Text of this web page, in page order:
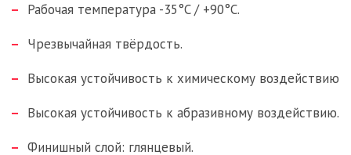
Рабочая температура -35°C / +90°C.
Чрезвычайная твёрдость.
Высокая устойчивость к химическому воздействию
Высокая устойчивость к абразивному воздействию.
Финишный слой: глянцевый.